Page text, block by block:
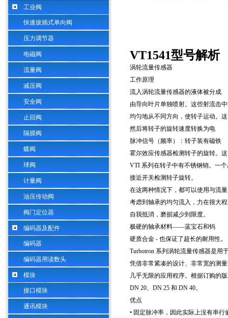
工业阀
快速拔插式单向阀
压力调节器
电磁阀
流量阀
减压阀
安全阀
止回阀
隔膜阀
蝶阀
球阀
计量阀
油压传动阀
阀门定位器
编码器及配件
编码器
编码器用读数头
模块
接口模块
通讯模块
VT1541型号解析
涡轮流量传感器
工作原理
流入涡轮流量传感器的液体被分成
由导向叶片单独喷射。这些射流击
均匀地从不同方向，使转子运动。这
然后将转子的旋转速度转换为电
脉冲信号（频率）：转子装有磁铁
霍尔效应传感器检测转子的旋转。这
VTI 系列在转子中有不锈钢销。一
接近开关检测转子旋转。
在这两种情况下，都可以使用与流
考虑到轴承的均匀流入，力在很大
自我抵消，磨损减少到限度。
极硬的轴承材料——蓝宝石和钨
硬质合金 - 也保证了超长的耐用性。
Turbotron 系列涡轮流量传感器是用
凭借非常紧凑的设计、非常宽的测
几乎无限的应用程序。根据订购的
DN 20、 DN 25 和 DN 40。
优点
• 固定脉冲率，因此实际上没有串行